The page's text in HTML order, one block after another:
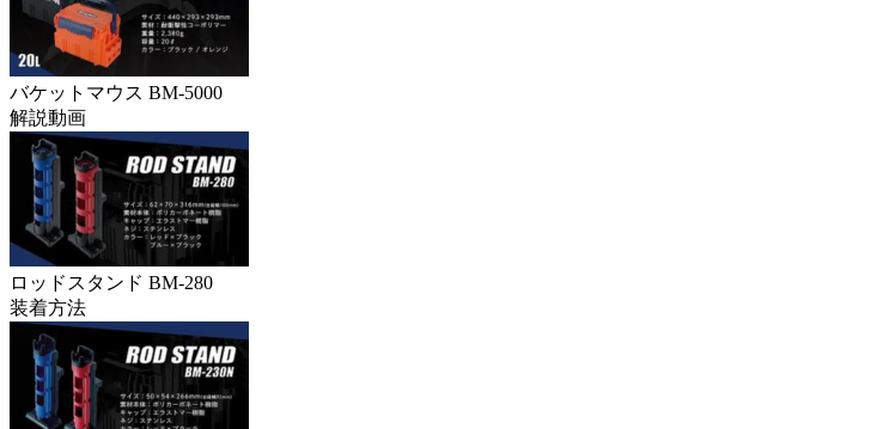
バケットマウス BM-5000
解説動画
ロッドスタンド BM-280
装着方法